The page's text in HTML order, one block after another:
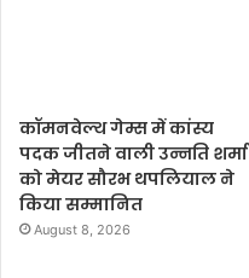
कॉमनवेल्थ गेम्स में कांस्य
पदक जीतने वाली उन्नति शर्मा
को मेयर सौरभ थपलियाल ने
किया सम्मानित
August 8, 2026